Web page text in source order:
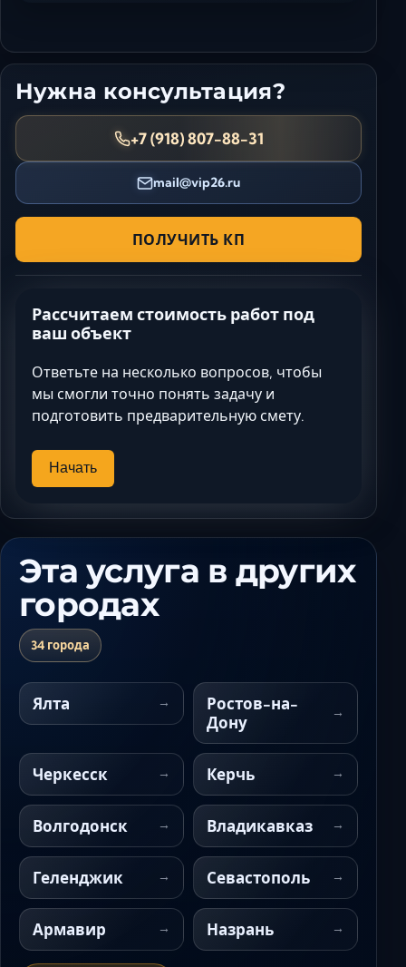
Нужна консультация?
+7 (918) 807-88-31
mail@vip26.ru
ПОЛУЧИТЬ КП
Рассчитаем стоимость работ под
ваш объект
Ответьте на несколько вопросов, чтобы
мы смогли точно понять задачу и
подготовить предварительную смету.
Начать
Эта услуга в других
городах
34 города
Ялта
Ростов-на-
Дону
Черкесск Керчь
Волгодонск Владикавказ
Геленджик Севастополь
Армавир Назрань